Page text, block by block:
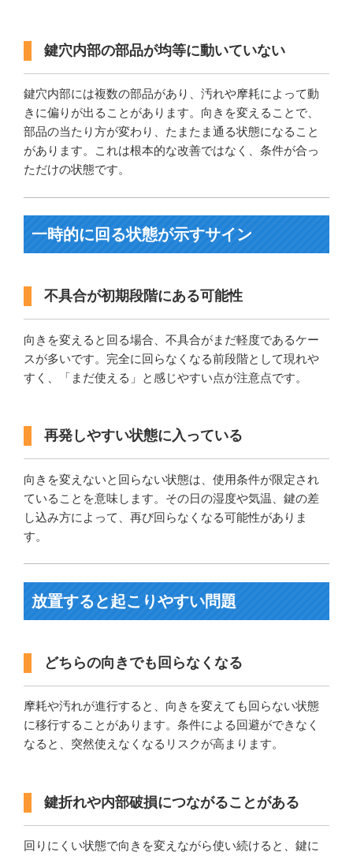
鍵穴内部の部品が均等に動いていない
鍵穴内部には複数の部品があり、汚れや摩耗によって動
きに偏りが出ることがあります。向きを変えることで、
部品の当たり方が変わり、たまたま通る状態になること
があります。これは根本的な改善ではなく、条件が合っ
ただけの状態です。
一時的に回る状態が示すサイン
不具合が初期段階にある可能性
向きを変えると回る場合、不具合がまだ軽度であるケー
スが多いです。完全に回らなくなる前段階として現れや
すく、「まだ使える」と感じやすい点が注意点です。
再発しやすい状態に入っている
向きを変えないと回らない状態は、使用条件が限定され
ていることを意味します。その日の湿度や気温、鍵の差
し込み方によって、再び回らなくなる可能性がありま
す。
放置すると起こりやすい問題
どちらの向きでも回らなくなる
摩耗や汚れが進行すると、向きを変えても回らない状態
に移行することがあります。条件による回避ができなく
なると、突然使えなくなるリスクが高まります。
鍵折れや内部破損につながることがある
回りにくい状態で向きを変えながら使い続けると、鍵に